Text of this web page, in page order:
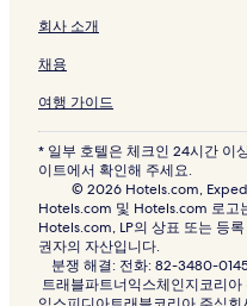
회사 소개
채용
여행 가이드
* 일부 호텔은 체크인 24시간 이
이트에서 확인해 주세요.
© 2026 Hotels.com,
Hotels.com 및 Hotels.com 로고
Hotels.com, LP의 상표 또는 등
권자의 자산입니다.
분쟁 해결: 전화: 82-3480-
트래블파트너익스체인지코리